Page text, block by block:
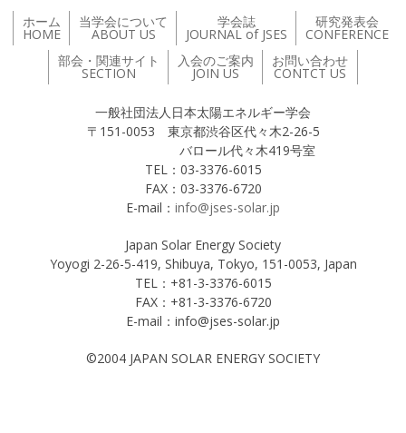
ホーム
HOME
当学会について
ABOUT US
学会誌
JOURNAL of JSES
研究発表会
CONFERENCE
部会・関連サイト
SECTION
入会のご案内
JOIN US
お問い合わせ
CONTCT US
一般社団法人日本太陽エネルギー学会
〒151-0053 東京都渋谷区代々木2-26-5
バロール代々木419号室
TEL：03-3376-6015
FAX：03-3376-6720
E-mail： info@jses-solar.jp
Japan Solar Energy Society
Yoyogi 2-26-5-419, Shibuya, Tokyo, 151-0053, Japan
TEL：+81-3-3376-6015
FAX：+81-3-3376-6720
E-mail：info@jses-solar.jp
©2004 JAPAN SOLAR ENERGY SOCIETY